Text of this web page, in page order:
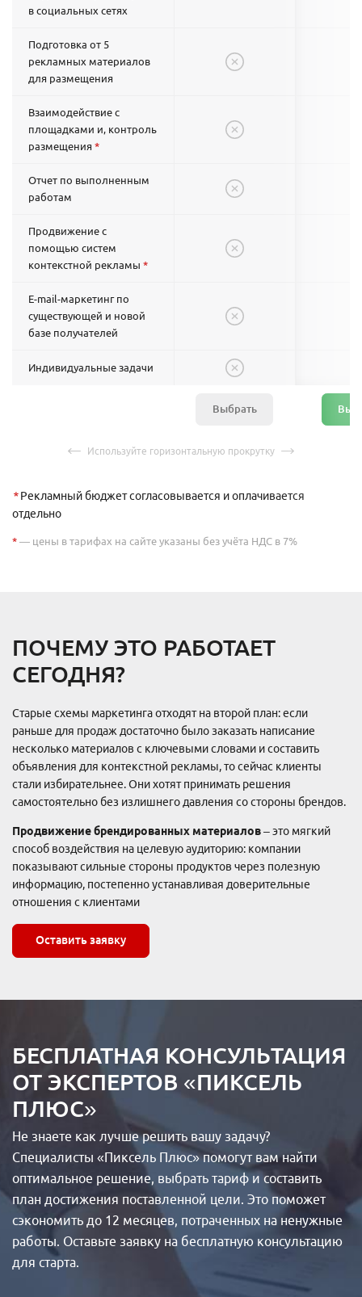
в социальных сетях
Подготовка от 5
рекламных материалов
для размещения
Взаимодействие с
площадками и, контроль
размещения *
Отчет по выполненным
работам
Продвижение с
помощью систем
контекстной рекламы *
E-mail-маркетинг по
существующей и новой
базе получателей
Индивидуальные задачи
Выбрать
*Рекламный бюджет согласовывается и оплачивается
отдельно
* — цены в тарифах на сайте указаны без учёта НДС в 7%
ПОЧЕМУ ЭТО РАБОТАЕТ
СЕГОДНЯ?
Старые схемы маркетинга отходят на второй план: если
раньше для продаж достаточно было заказать написание
несколько материалов с ключевыми словами и составить
объявления для контекстной рекламы, то сейчас клиенты
стали избирательнее. Они хотят принимать решения
самостоятельно без излишнего давления со стороны брендов.
Продвижение брендированных материалов– это мягкий
способ воздействия на целевую аудиторию: компании
показывают сильные стороны продуктов через полезную
информацию, постепенно устанавливая доверительные
отношения с клиентами
Оставить заявку
БЕСПЛАТНАЯ КОНСУЛЬТАЦИЯ
ОТ ЭКСПЕРТОВ «ПИКСЕЛЬ
ПЛЮС»
Не знаете как лучше решить вашу задачу?
Специалисты «Пиксель Плюс» помогут вам найти
оптимальное решение, выбрать тариф и составить
план достижения поставленной цели. Это поможет
сэкономить до 12 месяцев, потраченных на ненужные
работы. Оставьте заявку на бесплатную консультацию
для старта.
Тарифы и цены
Тариф «Трафик»
Тариф «Лиды / CPA»
За рубежом
SEO-аудит сайта
Разовые работы
Тарифы
На 1С-Битрикс
Доработка сайта
Юзабилити-аудит
На 1С-Битрикс
Интернет-магазин
Яндекс Директ
Таргетированная реклама
Магазин на Яндекс Маркете
Отзывы клиентов
Наша команда
Миссия
Акции
Контакты